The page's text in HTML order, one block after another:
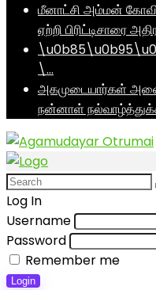
மீனாட்சி அம்மன்
ஏற்றி பிரிட்டிசாரை
\…
அகமுடையார்கள்
நன்னாள்
Log In
Username
Password
Remember me
Login